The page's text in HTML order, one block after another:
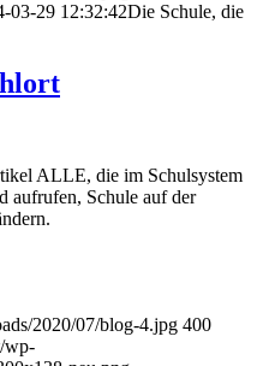
03-29 12:32:42Die Schule, die
ALLE, die im Schulsystem
aufrufen, Schule auf der
2020/07/blog-4.jpg 400
wp-